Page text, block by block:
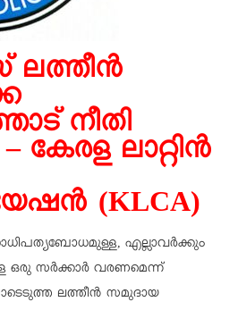
നീതി
കേരള ലാറ്റിൻ
(KLCA)
എല്ലാവർക്കും
ഒരു സർക്കാർ വരണമെന്ന്
ലത്തീൻ സമുദായ